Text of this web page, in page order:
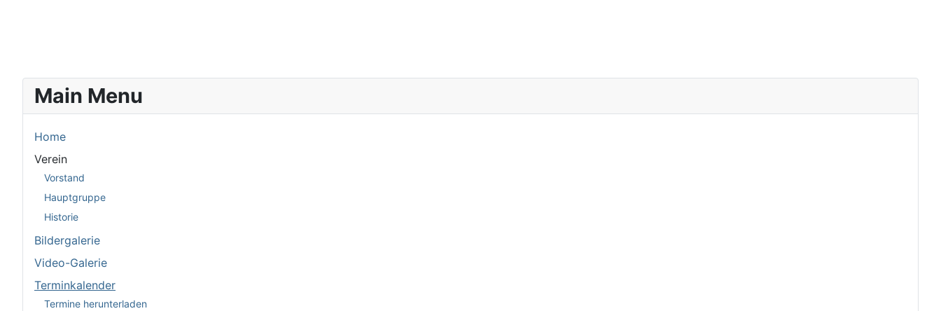
Main Menu
Home
Verein
Vorstand
Hauptgruppe
Historie
Bildergalerie
Video-Galerie
Terminkalender
Termine herunterladen